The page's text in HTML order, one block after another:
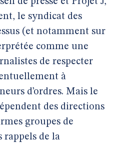
le syndicat des
(et notamment sur
comme une
de respecter
à
d’ordres. Mais le
des directions
groupes de
rappels de la